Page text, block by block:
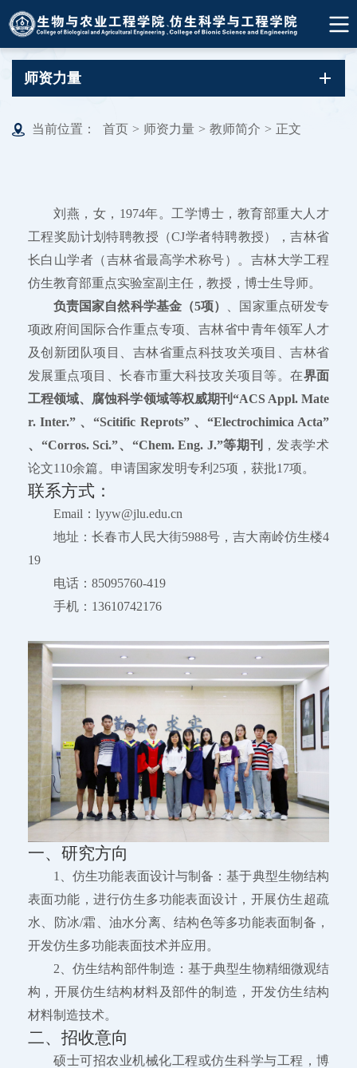
师资力量
当前位置： 首页 > 师资力量 > 教师简介 > 正文
刘燕，女，1974年。工学博士，教育部重大人才
工程奖励计划特聘教授（CJ学者特聘教授），吉林省
长白山学者（吉林省最高学术称号）。吉林大学工程
仿生教育部重点实验室副主任，教授，博士生导师。
负责国家自然科学基金（5项）
、国家重点研发专
项政府间国际合作重点专项、吉林省中青年领军人才
及创新团队项目、吉林省重点科技攻关项目、吉林省
发展重点项目、长春市重大科技攻关项目等。在界面
工程领域、腐蚀科学领域等权威期刊“ACS Appl. Mate
r. Inter.” 、“Scitific Reprots” 、“Electrochimica Acta”
、“Corros. Sci.”、“Chem. Eng. J.”等期刊
，发表学术
论文110余篇。申请国家发明专利25项，获批17项。
联系方式：
Email：lyyw@jlu.edu.cn
地址：长春市人民大街5988号，吉大南岭仿生楼4
19
电话：85095760-419
手机：13610742176
一、研究方向
1、仿生功能表面设计与制备：基于典型生物结构
表面功能，进行仿生多功能表面设计，开展仿生超疏
水、防冰/霜、油水分离、结构色等多功能表面制备，
开发仿生多功能表面技术并应用。
2、仿生结构部件制造：基于典型生物精细微观结
构，开展仿生结构材料及部件的制造，开发仿生结构
材料制造技术。
二、招收意向
硕士可招农业机械化工程或仿生科学与工程，博